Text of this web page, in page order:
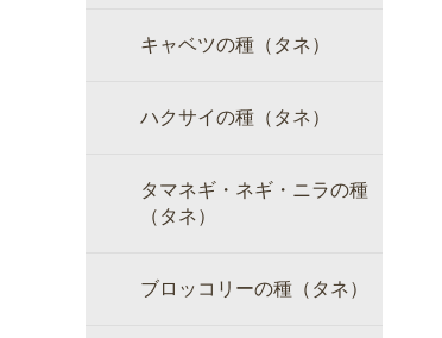
キャベツの種（タネ）
ハクサイの種（タネ）
タマネギ・ネギ・ニラの種
（タネ）
ブロッコリーの種（タネ）